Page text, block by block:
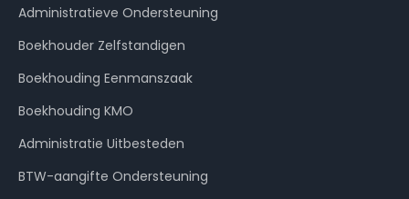
Administratieve Ondersteuning
Boekhouder Zelfstandigen
Boekhouding Eenmanszaak
Boekhouding KMO
Administratie Uitbesteden
BTW-aangifte Ondersteuning